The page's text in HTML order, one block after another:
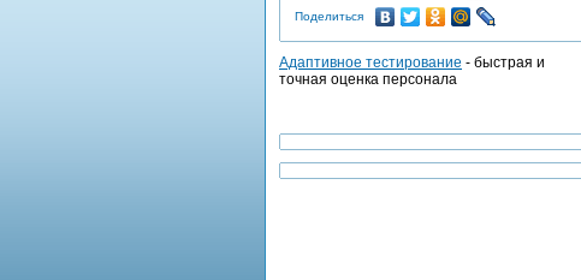
Поделиться
Адаптивное тестирование - быстрая и
точная оценка персонала